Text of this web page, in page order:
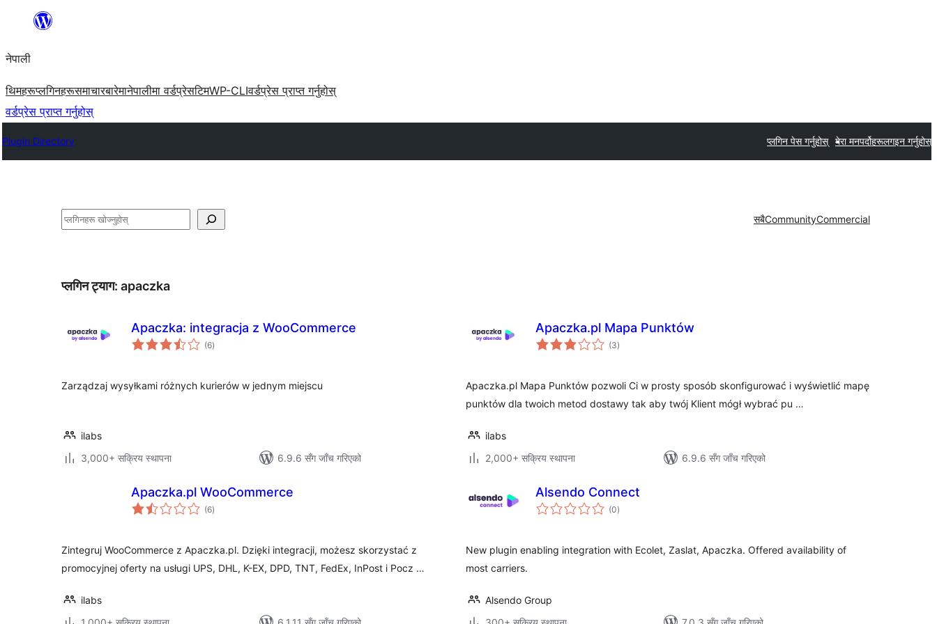
सामग्रीमा
नेपाली
थिमहरूप्लगिनहरूसमाचारबारेमानेपालीमा वर्डप्रेसटिमWP-CLIवर्डप्रेस प्राप्त गर्नुहोस्
वर्डप्रेस प्राप्त गर्नुहोस्
Plugin Directory प्लगिन पेस गर्नुहोस् मेरा मनपर्दोहरूलगइन गर्नुहोस्
खोज्नुहोस् सबैCommunityCommercial
प्लगिन ट्याग: apaczka
Apaczka: integracja z WooCommerce
(6कुल
रेटिङ्गहरू
)
Zarządzaj wysyłkami różnych kurierów w jednym miejscu
ilabs
3,000+ सक्रिय स्थापना
6.9.6 सँग जाँच गरिएको
Apaczka.pl Mapa Punktów
(3कुल
रेटिङ्गहरू
)
Apaczka.pl Mapa Punktów pozwoli Ci w prosty sposób skonfigurować i wyświetlić mapę
punktów dla twoich metod dostawy tak aby twój Klient mógł wybrać pu …
ilabs
2,000+ सक्रिय स्थापना
6.9.6 सँग जाँच गरिएको
Apaczka.pl WooCommerce
(6कुल
रेटिङ्गहरू
)
Zintegruj WooCommerce z Apaczka.pl. Dzięki integracji, możesz skorzystać z
promocyjnej oferty na usługi UPS, DHL, K-EX, DPD, TNT, FedEx, InPost i Pocz …
ilabs
Alsendo Connect
(0कुल
रेटिङ्गहरू
)
New plugin enabling integration with Ecolet, Zaslat, Apaczka. Offered availability of
most carriers.
Alsendo Group